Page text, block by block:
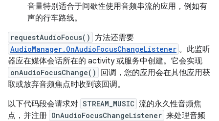
音量特别适合于间歇性使用音频串流的应用，例如有
声的行车路线。
requestAudioFocus() 方法还需要
AudioManager.OnAudioFocusChangeListener 。此监听
器应在媒体会话所在的 activity 或服务中创建。它会实现
onAudioFocusChange()
回调，您的应用会在其他应用获
取或放弃音频焦点时收到该回调。
以下代码段会请求对 STREAM_MUSIC 流的永久性音频焦
点，并注册 OnAudioFocusChangeListener 来处理音频